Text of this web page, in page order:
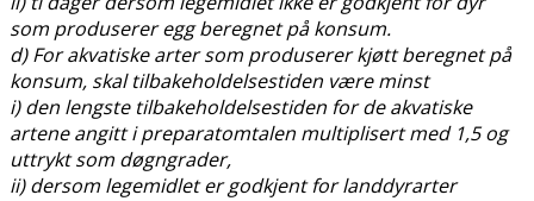
som produserer egg beregnet på konsum.
d) For akvatiske arter som produserer kjøtt beregnet på
konsum, skal tilbakeholdelsestiden være minst
i) den lengste tilbakeholdelsestiden for de akvatiske
artene angitt i preparatomtalen multiplisert med 1,5 og
uttrykt som døgngrader,
ii) dersom legemidlet er godkjent for landdyrarter